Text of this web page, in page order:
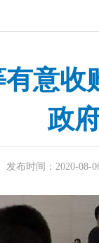
意
政
发布时间：2020-08-